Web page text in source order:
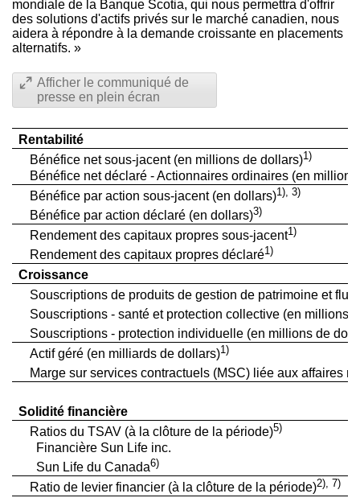
mondiale de la Banque Scotia, qui nous permettra d'offrir
des solutions d'actifs privés sur le marché canadien, nous
aidera à répondre à la demande croissante en placements
alternatifs. »
Afficher le communiqué de
presse en plein écran
Rentabilité
Bénéfice net sous-jacent (en millions de dollars)1)
Bénéfice net déclaré - Actionnaires ordinaires (en
Bénéfice par action sous-jacent (en dollars)1), 3)
Bénéfice par action déclaré (en dollars)3)
Rendement des capitaux propres sous-jacent1)
Rendement des capitaux propres déclaré1)
Croissance
Souscriptions de produits de gestion de patrimoine et
Souscriptions - santé et protection collective (en millions
Souscriptions - protection individuelle (en millions de
Actif géré (en milliards de dollars)1)
Marge sur services contractuels (MSC) liée aux affaires
Solidité financière
Ratios du TSAV (à la clôture de la période)5)
Financière Sun Life inc.
Sun Life du Canada6)
Ratio de levier financier (à la clôture de la période)2), 7)